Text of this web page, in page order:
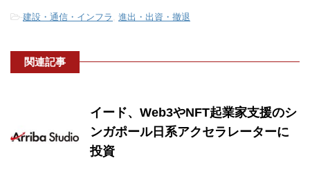
-建設・通信・インフラ 進出・出資・撤退
関連記事
イード、Web3やNFT起業家支援のシ
ンガポール日系アクセラレーターに
投資